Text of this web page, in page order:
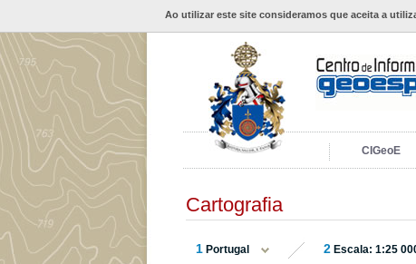
Ao utilizar este site consideramos que aceita a
CIGeoE
Cartografia
1 Portugal 2 Escala: 1:25